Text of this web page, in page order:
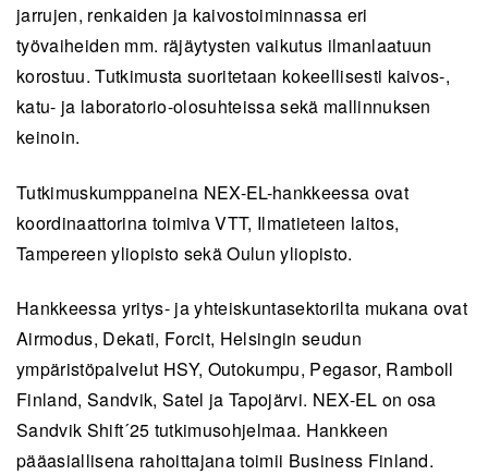
jarrujen, renkaiden ja kaivostoiminnassa eri
työvaiheiden mm. räjäytysten vaikutus ilmanlaatuun
korostuu. Tutkimusta suoritetaan kokeellisesti kaivos-,
katu- ja laboratorio-olosuhteissa sekä mallinnuksen
keinoin.
Tutkimuskumppaneina NEX-EL-hankkeessa ovat
koordinaattorina toimiva VTT, Ilmatieteen laitos,
Tampereen yliopisto sekä Oulun yliopisto.
Hankkeessa yritys- ja yhteiskuntasektorilta mukana ovat
Airmodus, Dekati, Forcit, Helsingin seudun
ympäristöpalvelut HSY, Outokumpu, Pegasor, Ramboll
Finland, Sandvik, Satel ja Tapojärvi. NEX-EL on osa
Sandvik Shift´25 tutkimusohjelmaa. Hankkeen
pääasiallisena rahoittajana toimii Business Finland.